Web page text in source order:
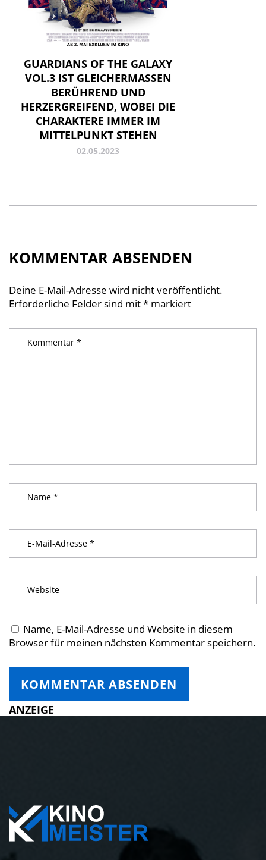
GUARDIANS OF THE GALAXY
VOL.3 IST GLEICHERMASSEN B
ERÜHREND UND H
ERZERGREIFEND, WOBEI DIE C
HARAKTERE IMMER IM M
ITTELPUNKT STEHEN
02.05.2023
KOMMENTAR ABSENDEN
Deine E-Mail-Adresse wird nicht veröffentlicht.
Erforderliche Felder sind mit* markiert
Name, E-Mail-Adresse und Website in diesem
Browser für meinen nächsten Kommentar speichern.
ANZEIGE